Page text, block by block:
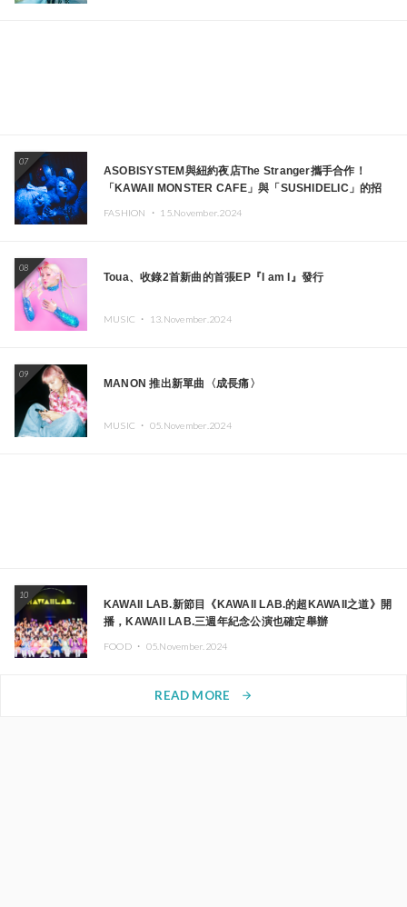
07
ASOBISYSTEM與紐約夜店The Stranger攜手合作！
「KAWAII MONSTER CAFE」與「SUSHIDELIC」的招
FASHION ・ 15.November.2024
08
Toua、收錄2首新曲的首張EP『I am I』發行
MUSIC ・ 13.November.2024
09
MANON 推出新單曲〈成長痛〉
MUSIC ・ 05.November.2024
10
KAWAII LAB.新節目《KAWAII LAB.的超KAWAII之道》開
播，KAWAII LAB.三週年紀念公演也確定舉辦
FOOD ・ 05.November.2024
READ MORE arrow_forward